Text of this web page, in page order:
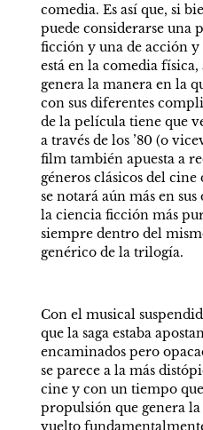
comedia. Es así que, si
puede considerarse una
ficción y una de acción y
está en la comedia
genera la manera en la
con sus diferentes
de la película tiene que
a través de los ’80 (o
film también apuesta a
géneros clásicos del
se notará aún más en sus
la ciencia ficción más
siempre dentro del
genérico de la trilogía.
Con el musical
que la saga estaba
encaminados pero
se parece a la más
cine y con un tiempo
propulsión que genera la
vuelto